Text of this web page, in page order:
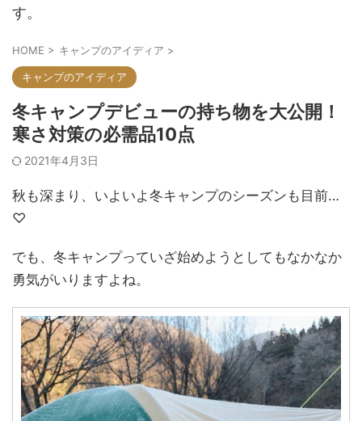
す。
HOME > キャンプのアイディア >
キャンプのアイディア
冬キャンプデビューの持ち物を大公開！
寒さ対策の必需品10点
2021年4月3日
秋も深まり、いよいよ冬キャンプのシーズンも目前…
♡
でも、冬キャンプっていざ始めようとしてもなかなか
勇気がいりますよね。